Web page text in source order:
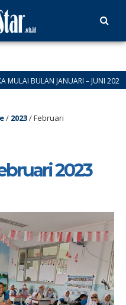
BULAN JANUARI – JUNI 2026 HUB:
/ 2023/Februari
2023